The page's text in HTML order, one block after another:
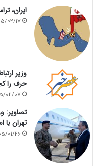
ایران،
02/17
وزیر
حرف را
02/07
تصاویر:
تهران با
01/26